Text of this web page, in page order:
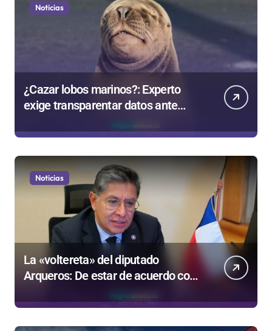
Noticias
¿Cazar lobos marinos?: Experto
exige transparentar datos ante
Gobierno
Noticias
La «voltereta» del diputado
Arqueros: De estar de acuerdo con
privatizar Codelco a defender una
empresa 100% estatal